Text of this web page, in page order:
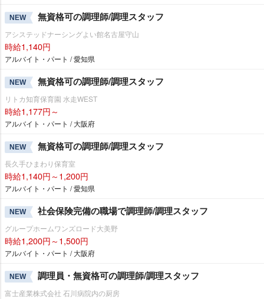
NEW 無資格可の調理師/調理スタッフ
アシステッドナーシングよい館名古屋守山
時給1,140円
アルバイト・パート / 愛知県
NEW 無資格可の調理師/調理スタッフ
リトカ知育保育園 水走WEST
時給1,177円～
アルバイト・パート / 大阪府
NEW 無資格可の調理師/調理スタッフ
長久手ひまわり保育室
時給1,140円～1,200円
アルバイト・パート / 愛知県
NEW 社会保険完備の職場で調理師/調理スタッフ
グループホームワンズロード大美野
時給1,200円～1,500円
アルバイト・パート / 大阪府
NEW 調理員・無資格可の調理師/調理スタッフ
富士産業株式会社 石川病院内の厨房